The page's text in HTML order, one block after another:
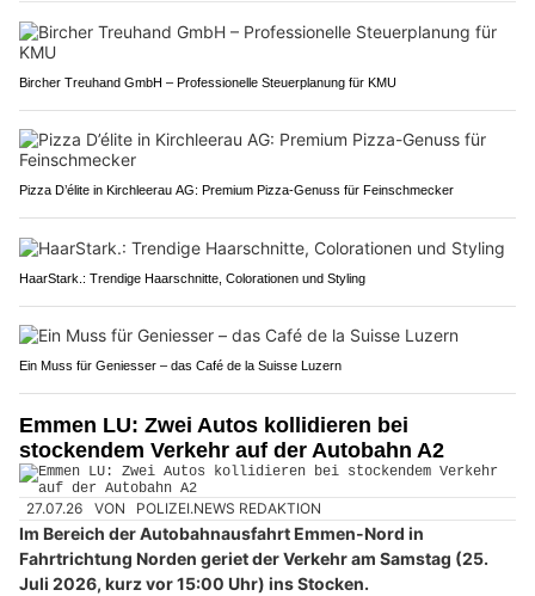
Bircher Treuhand GmbH – Professionelle Steuerplanung für KMU
Pizza D’élite in Kirchleerau AG: Premium Pizza-Genuss für Feinschmecker
HaarStark.: Trendige Haarschnitte, Colorationen und Styling
Ein Muss für Geniesser – das Café de la Suisse Luzern
Emmen LU: Zwei Autos kollidieren bei
stockendem Verkehr auf der Autobahn A2
27.07.26 VON POLIZEI.NEWS REDAKTION
Im Bereich der Autobahnausfahrt Emmen-Nord in
Fahrtrichtung Norden geriet der Verkehr am Samstag (25.
Juli 2026, kurz vor 15:00 Uhr) ins Stocken.